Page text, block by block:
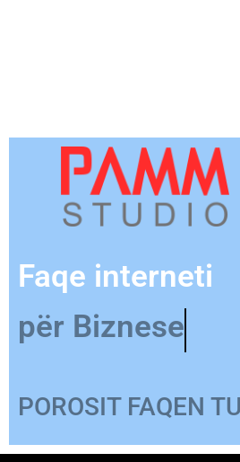
Faqe interneti
POROSIT FAQEN
ADD YOUR BUSINESS